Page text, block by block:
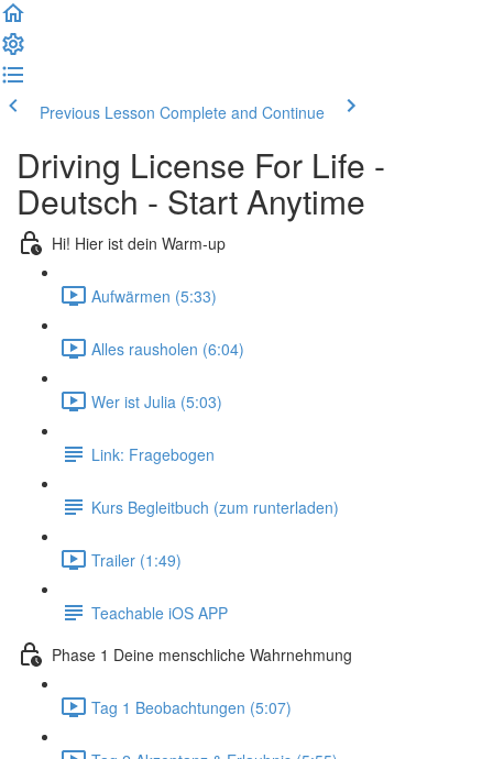
Previous Lesson Complete and Continue
Driving License For Life -
Deutsch - Start Anytime
Hi! Hier ist dein Warm-up
Aufwärmen (5:33)
Alles rausholen (6:04)
Wer ist Julia (5:03)
Link: Fragebogen
Kurs Begleitbuch (zum runterladen)
Trailer (1:49)
Teachable iOS APP
Phase 1 Deine menschliche Wahrnehmung
Tag 1 Beobachtungen (5:07)